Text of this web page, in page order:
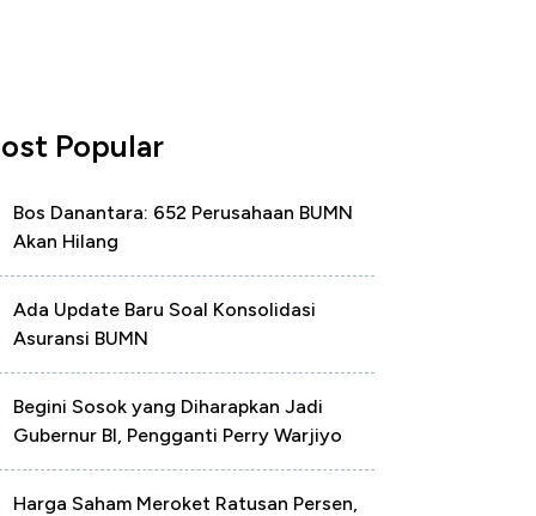
Popular
Bos Danantara: 652 Perusahaan BUMN
Akan Hilang
Ada Update Baru Soal Konsolidasi
Asuransi BUMN
Begini Sosok yang Diharapkan Jadi
Gubernur BI, Pengganti Perry Warjiyo
Harga Saham Meroket Ratusan Persen,